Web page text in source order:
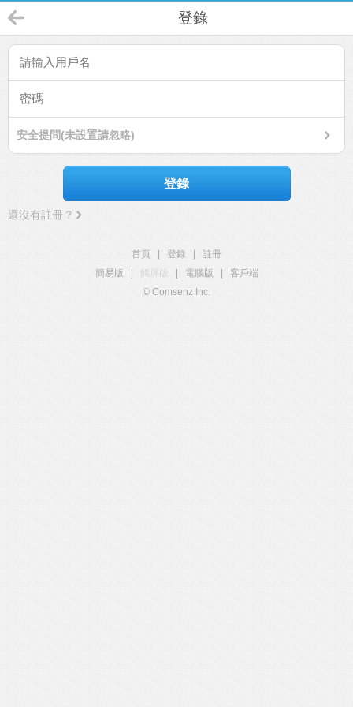
登錄
安全提問(未設置請忽略)
登錄
還沒有註冊？
首頁 登錄
註冊
簡易版
觸屏版 電腦版
客戶端
© Comsenz Inc.